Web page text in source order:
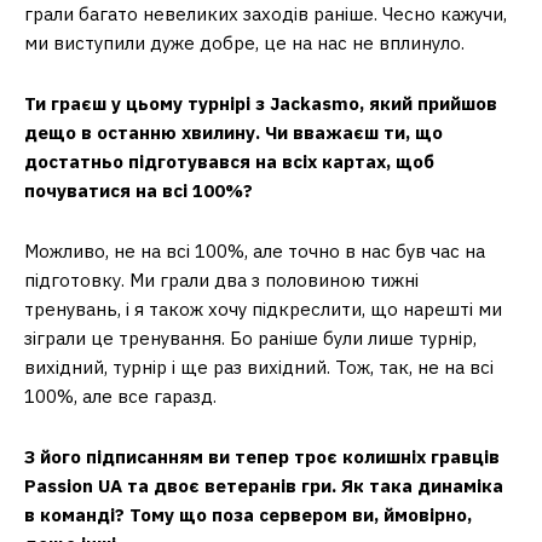
грали багато невеликих заходів раніше. Чесно кажучи,
ми виступили дуже добре, це на нас не вплинуло.
Ти граєш у цьому турнірі з Jackasmo, який прийшов
дещо в останню хвилину. Чи вважаєш ти, що
достатньо підготувався на всіх картах, щоб
почуватися на всі 100%?
Можливо, не на всі 100%, але точно в нас був час на
підготовку. Ми грали два з половиною тижні
тренувань, і я також хочу підкреслити, що нарешті ми
зіграли це тренування. Бо раніше були лише турнір,
вихідний, турнір і ще раз вихідний. Тож, так, не на всі
100%, але все гаразд.
З його підписанням ви тепер троє колишніх гравців
Passion UA ​​та двоє ветеранів гри. Як така динаміка
в команді? Тому що поза сервером ви, ймовірно,